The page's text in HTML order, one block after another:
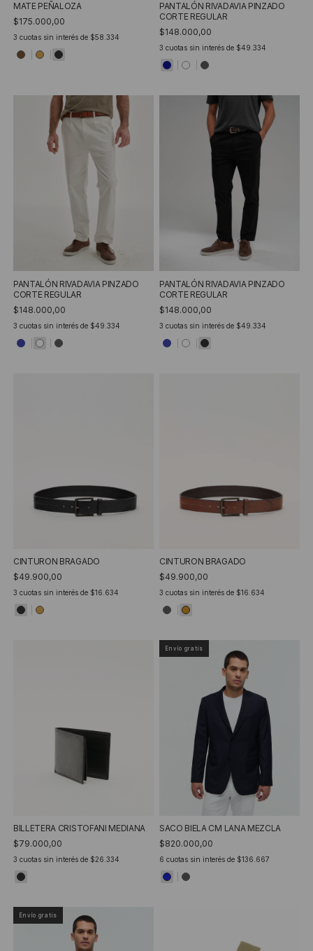
MATE PEÑALOZA
$175.000,00
3 cuotas sin interés de $58.334
PANTALÓN RIVADAVIA PINZADO
CORTE REGULAR
$148.000,00
3 cuotas sin interés de $49.334
PANTALÓN RIVADAVIA PINZADO
CORTE REGULAR
$148.000,00
3 cuotas sin interés de $49.334
PANTALÓN RIVADAVIA PINZADO
CORTE REGULAR
$148.000,00
3 cuotas sin interés de $49.334
CINTURON BRAGADO
$49.900,00
3 cuotas sin interés de $16.634
CINTURON BRAGADO
$49.900,00
3 cuotas sin interés de $16.634
BILLETERA CRISTOFANI MEDIANA
$79.000,00
3 cuotas sin interés de $26.334
Envío gratis
SACO BIELA CM LANA MEZCLA
$820.000,00
6 cuotas sin interés de $136.667
Envío gratis